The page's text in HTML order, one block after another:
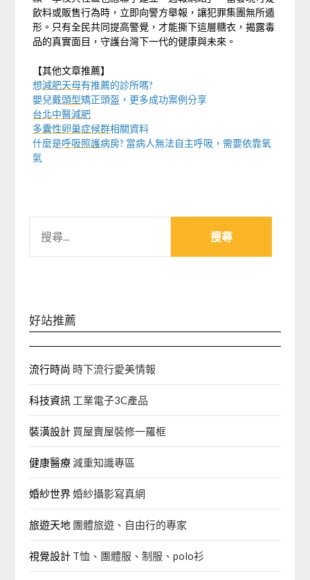
飲料或販售行為時，立即向警方舉報，讓犯罪集團無所遁
形。只有全民共同提高警覺，才能撕下這層糖衣，揭露毒
品的真實面目，守護台灣下一代的健康與未來。
【其他文章推薦】
想減肥天母有推薦的診所嗎?
嬰兒戴頭型矯正頭盔，更多成功案例分享
台北中醫減肥
多囊性卵巢症候群相關資料
什麼是呼吸照護病房? 當病人無法自主呼吸，需要依靠氧
氣
關
好站推薦
流行時尚 時下流行愛美情報
科技資訊 工業電子3C產品
裝潢設計 買屋賣屋裝修一羅框
健康醫療減重知識專區
婚紗世界婚紗攝影寫真網
旅遊天地 團體旅遊、自由行的專家‎
視覺設計 T恤、團體服、制服、polo衫